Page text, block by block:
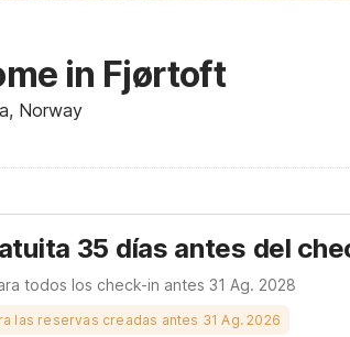
in Fjørtoft
Norway
35 días antes del
todos los check-in antes 31 Ag. 2028
las reservas creadas antes 31 Ag. 2026